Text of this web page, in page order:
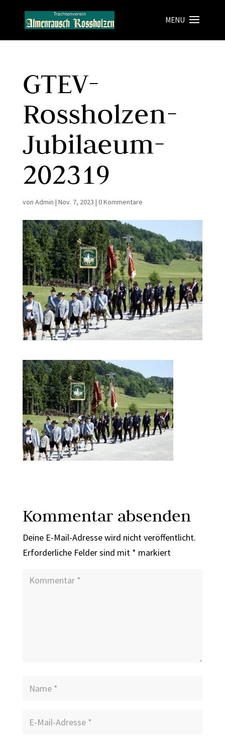
GTEV-
Rossholzen-
Jubilaeum-
202319
von Admin | Nov. 7, 2023 | 0 Kommentare
Kommentar absenden
Deine E-Mail-Adresse wird nicht veröffentlicht.
Erforderliche Felder sind mit * markiert